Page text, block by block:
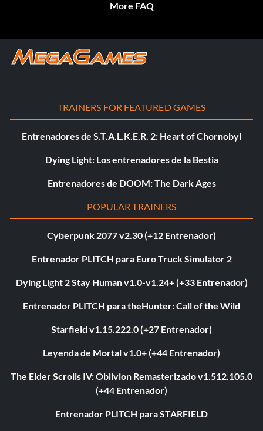
More FAQ
TRAINERS FOR FEATURED GAMES
Entrenadores de S.T.A.L.K.E.R. 2: Heart of Chornobyl
Dying Light: Los entrenadores de la Bestia
Entrenadores de DOOM: The Dark Ages
POPULAR TRAINERS
Cyberpunk 2077 v2.30 (+12 Entrenador)
Entrenador PLITCH para Euro Truck Simulator 2
Dying Light 2 Stay Human v1.0-v1.24+ (+33 Entrenador)
Entrenador PLITCH para theHunter: Call of the Wild
Starfield v1.15.222.0 (+27 Entrenador)
Leyenda de Mortal v1.0+ (+44 Entrenador)
The Elder Scrolls IV: Oblivion Remasterizado v1.512.105.0
(+44 Entrenador)
Entrenador PLITCH para STARFIELD